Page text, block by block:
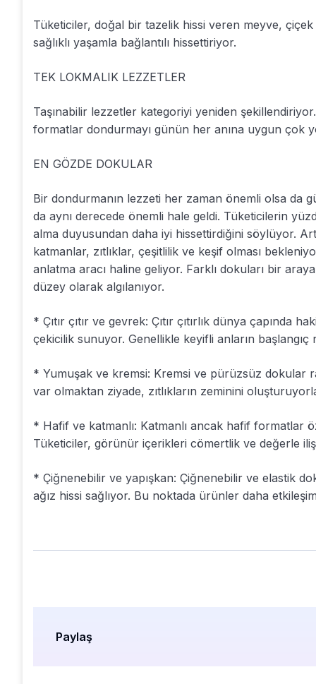
Tüketiciler, doğal bir tazelik hissi veren meyve,
sağlıklı yaşamla bağlantılı hissettiriyor.
TEK LOKMALIK LEZZETLER
Taşınabilir lezzetler kategoriyi yeniden
formatlar dondurmayı günün her anına uygun çok
EN GÖZDE DOKULAR
Bir dondurmanın lezzeti her zaman önemli olsa da
da aynı derecede önemli hale geldi. Tüketicilerin
alma duyusundan daha iyi hissettirdiğini söylüyor.
katmanlar, zıtlıklar, çeşitlilik ve keşif olması
anlatma aracı haline geliyor. Farklı dokuları bir
düzey olarak algılanıyor.
* Çıtır çıtır ve gevrek: Çıtır çıtırlık dünya
çekicilik sunuyor. Genellikle keyifli anların başlangıç
* Yumuşak ve kremsi: Kremsi ve pürüzsüz dokular
var olmaktan ziyade, zıtlıkların zeminini
* Hafif ve katmanlı: Katmanlı ancak hafif formatlar
Tüketiciler, görünür içerikleri cömertlik ve değerle
* Çiğnenebilir ve yapışkan: Çiğnenebilir ve elastik
ağız hissi sağlıyor. Bu noktada ürünler daha
Paylaş